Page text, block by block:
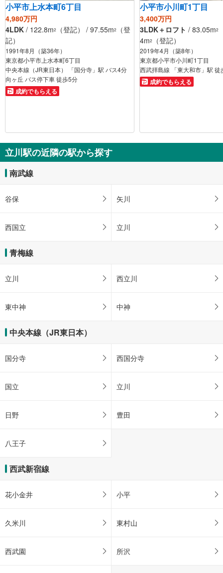
小平市上水本町6丁目
4,980万円
4LDK / 122.8m2 （登記） / 97.55m2
（登
記）
1991年8月（築36年）
東京都小平市上水本町6丁目
中央本線（JR東日本） 「国分寺」駅 バス4分
向ヶ丘 バス停下車 徒歩5分
成約でもらえる
小平市小川町1丁目
3,400万円
3LDK＋ロフト / 83.05m2
4m2 （登記）
2019年4月（築8年）
東京都小平市小川町1丁目
西武拝島線 「東大和市」駅 徒
成約でもらえる
立川駅の近隣の駅から探す
南武線
谷保 矢川
西国立 立川
青梅線
立川 西立川
東中神 中神
中央本線（JR東日本）
国分寺 西国分寺
国立 立川
日野 豊田
八王子
西武新宿線
花小金井 小平
久米川 東村山
西武園 所沢